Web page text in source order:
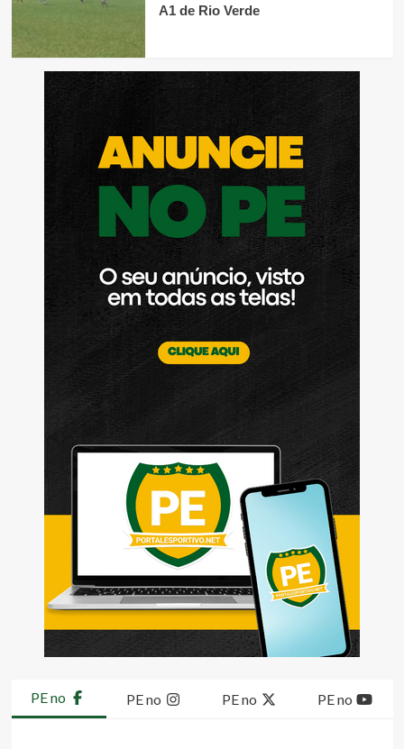
A1 de Rio Verde
PE no PE no PE no PE no